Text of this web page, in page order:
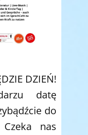
DZIEŃ!
datę
do
nas